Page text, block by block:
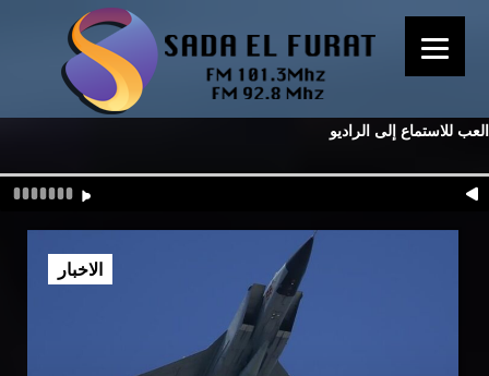
العب للاستماع إلى الراديو
الاخبار